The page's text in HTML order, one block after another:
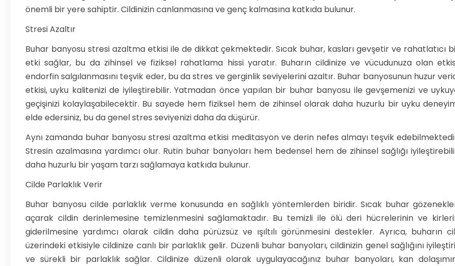
önemli bir yere sahiptir. Cildinizin canlanmasına ve genç kalmasına katkıda bulunur.
Stresi Azaltır
Buhar banyosu stresi azaltma etkisi ile de dikkat çekmektedir. Sıcak buhar, kasları gevşetir ve rahatlatıcı
etki sağlar, bu da zihinsel ve fiziksel rahatlama hissi yaratır. Buharın cildinize ve vücudunuza olan
endorfin salgılanmasını teşvik eder, bu da stres ve gerginlik seviyelerini azaltır. Buhar banyosunun huzur
etkisi, uyku kalitenizi de iyileştirebilir. Yatmadan önce yapılan bir buhar banyosu ile gevşemenizi ve
geçişinizi kolaylaşabilecektir. Bu sayede hem fiziksel hem de zihinsel olarak daha huzurlu bir uyku
elde edersiniz, bu da genel stres seviyenizi daha da düşürür.
Aynı zamanda buhar banyosu stresi azaltma etkisi meditasyon ve derin nefes almayı teşvik
Stresin azalmasına yardımcı olur. Rutin buhar banyoları hem bedensel hem de zihinsel sağlığı
daha huzurlu bir yaşam tarzı sağlamaya katkıda bulunur.
Cilde Parlaklık Verir
Buhar banyosu cilde parlaklık verme konusunda en sağlıklı yöntemlerden biridir. Sıcak buhar
açarak cildin derinlemesine temizlenmesini sağlamaktadır. Bu temizli ile ölü deri hücrelerinin ve
giderilmesine yardımcı olarak cildin daha pürüzsüz ve ışıltılı görünmesini destekler. Ayrıca, buharın
üzerindeki etkisiyle cildinize canlı bir parlaklık gelir. Düzenli buhar banyoları, cildinizin genel sağlığını
ve sürekli bir parlaklık sağlar. Cildinize düzenli olarak uygulayacağınız buhar banyoları, kan